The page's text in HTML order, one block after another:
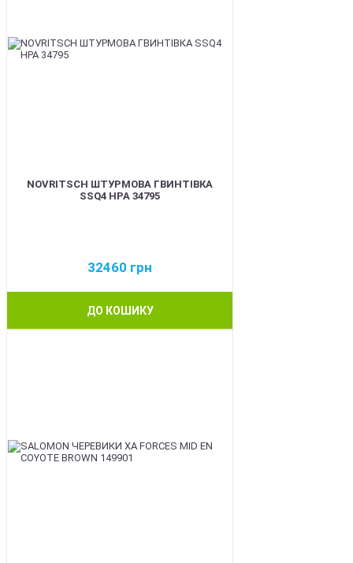
NOVRITSCH ШТУРМОВА ГВИНТІВКА
SSQ4 HPA 34795
32460 грн
ДО КОШИКУ